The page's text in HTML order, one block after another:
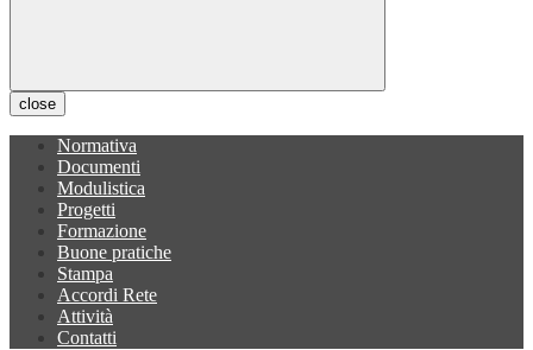
close
Normativa
Documenti
Modulistica
Progetti
Formazione
Buone pratiche
Stampa
Accordi Rete
Attività
Contatti